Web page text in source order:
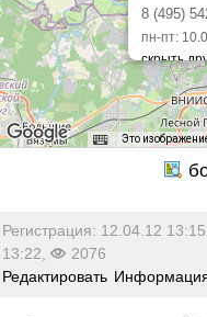
8 (495)
пн-пт:
Это
Регистрация: 12.04.12
13:22,
2076
Редактировать